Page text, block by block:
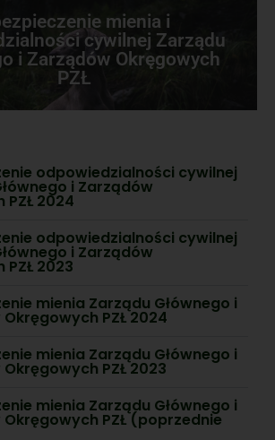
mienia i
cywilnej Zarządu
i Zarządów Okręgowych
PZŁ
odpowiedzialności cywilnej
i Zarządów
2024
odpowiedzialności cywilnej
i Zarządów
2023
mienia Zarządu Głównego i
PZŁ 2024
mienia Zarządu Głównego i
PZŁ 2023
mienia Zarządu Głównego i
PZŁ (poprzednie